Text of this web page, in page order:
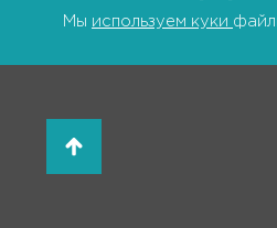
Мы используем куки